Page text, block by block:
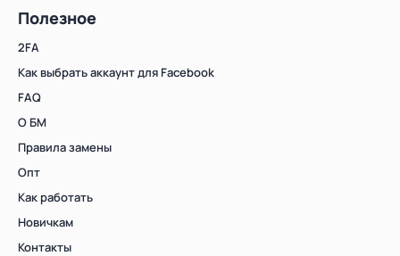
Полезное
2FA
Как выбрать аккаунт для Facebook
FAQ
О БМ
Правила замены
Опт
Как работать
Новичкам
Контакты